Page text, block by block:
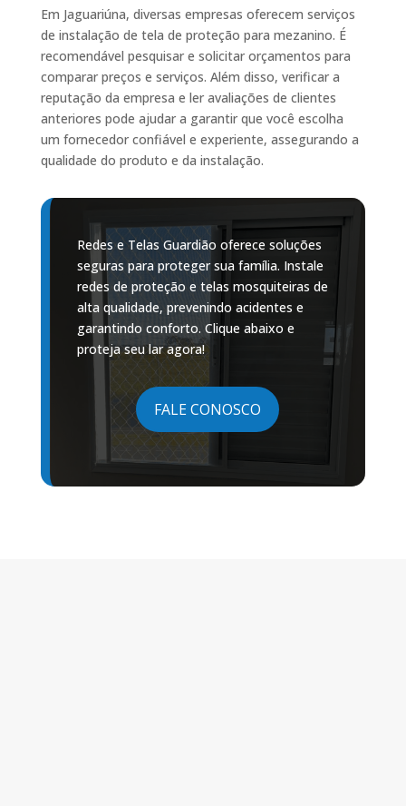
Em Jaguariúna, diversas empresas oferecem serviços
de instalação de tela de proteção para mezanino. É
recomendável pesquisar e solicitar orçamentos para
comparar preços e serviços. Além disso, verificar a
reputação da empresa e ler avaliações de clientes
anteriores pode ajudar a garantir que você escolha
um fornecedor confiável e experiente, assegurando a
qualidade do produto e da instalação.
Redes e Telas Guardião oferece soluções
seguras para proteger sua família. Instale
redes de proteção e telas mosquiteiras de
alta qualidade, prevenindo acidentes e
garantindo conforto. Clique abaixo e
proteja seu lar agora!
FALE CONOSCO